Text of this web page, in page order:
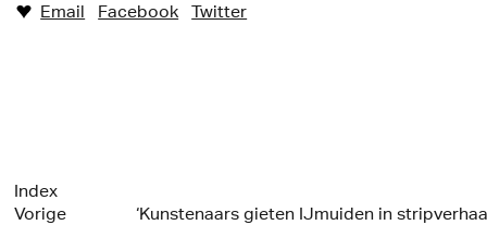
♥︎ Email Facebook Twitter
Index
Vorige
‘Kunstenaars gieten IJmuiden in